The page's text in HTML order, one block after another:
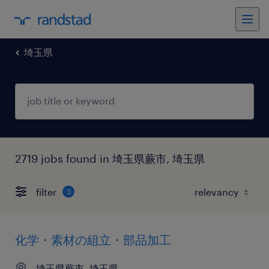
埼玉県
2719 jobs found in 埼玉県蕨市, 埼玉県
filter 3
化学・素材の組立・部品加工